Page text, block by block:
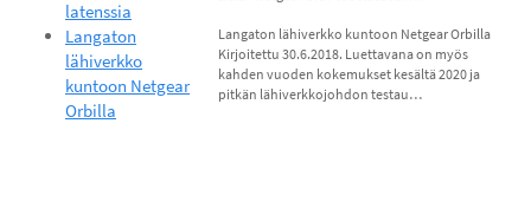
latenssia
Langaton
lähiverkko
kuntoon Netgear
Orbilla
Langaton lähiverkko kuntoon Netgear Orbilla
Kirjoitettu 30.6.2018. Luettavana on myös
kahden vuoden kokemukset kesältä 2020 ja
pitkän lähiverkkojohdon testau…